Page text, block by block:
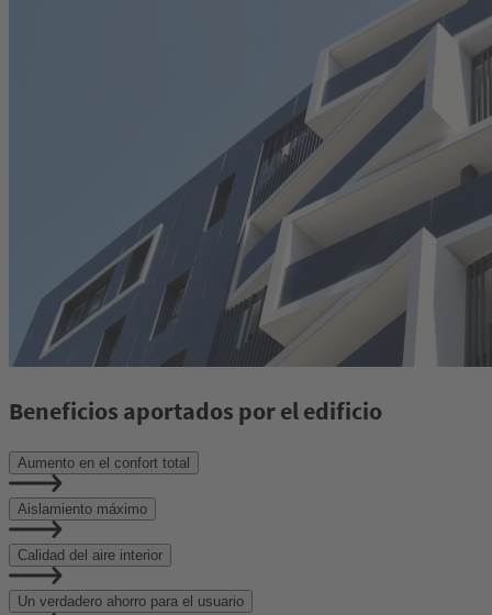
Beneficios aportados por el edificio
Aumento en el confort total
Aislamiento máximo
Calidad del aire interior
Un verdadero ahorro para el usuario